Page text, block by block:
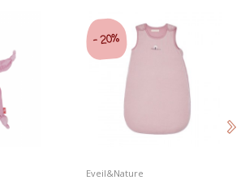
Eveil&Nature
-20%